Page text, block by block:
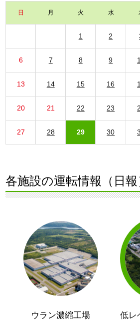
日 月 火 水
1 2
6 7 8 9
13 14 15 16
20 21 22 23
27 28 29 30
各施設の運転情報（日報
ウラン濃縮工場
低レ